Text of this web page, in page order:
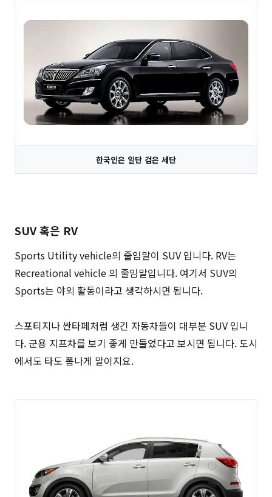
한국인은 일단 검은 세단
SUV 혹은 RV
Sports Utility vehicle의 줄임말이 SUV 입니다. RV는
Recreational vehicle 의 줄임말입니다. 여기서 SUV의
Sports는 야외 활동이라고 생각하시면 됩니다.
스포티지나 싼타페처럼 생긴 자동차들이 대부분 SUV 입니
다. 군용 지프차를 보기 좋게 만들었다고 보시면 됩니다. 도시
에서도 타도 폼나게 말이지요.